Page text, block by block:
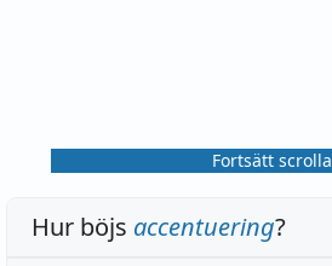
Fortsätt scrolla
Hur böjs accentuering?